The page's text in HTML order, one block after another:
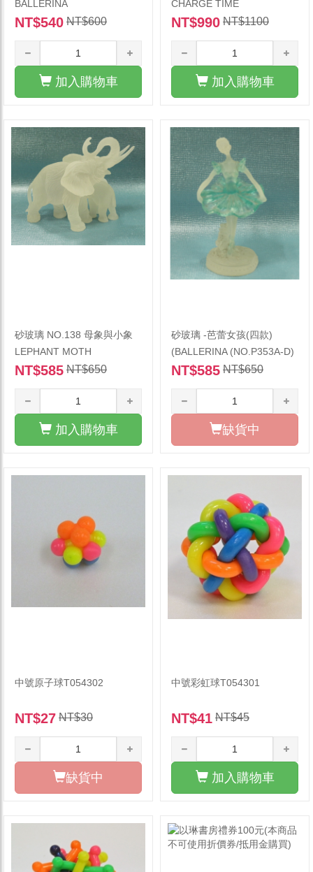
BALLERINA
NT$540 NT$600
加入購物車
CHARGE TIME
NT$990 NT$1100
加入購物車
砂玻璃 NO.138 母象與小象
LEPHANT MOTH
NT$585 NT$650
加入購物車
砂玻璃 -芭蕾女孩(四款)
(BALLERINA (NO.P353A-D)
NT$585 NT$650
缺貨中
中號原子球T054302
NT$27 NT$30
缺貨中
中號彩虹球T054301
NT$41 NT$45
加入購物車